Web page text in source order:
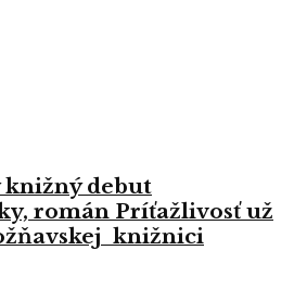
debut
román Príťažlivosť už
knižnici